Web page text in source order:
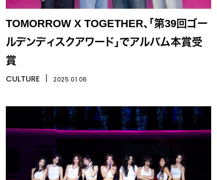
TOMORROW X TOGETHER、「第39回ゴー
ルデンディスクアワード」でアルバム本賞受
賞
CULTURE 2025.01.06